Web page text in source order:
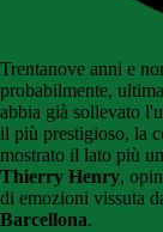
Trentanove anni e
probabilmente, ultima
abbia già sollevato
il più prestigioso, la
mostrato il lato più
Thierry Henry,
di emozioni vissuta
Barcellona.